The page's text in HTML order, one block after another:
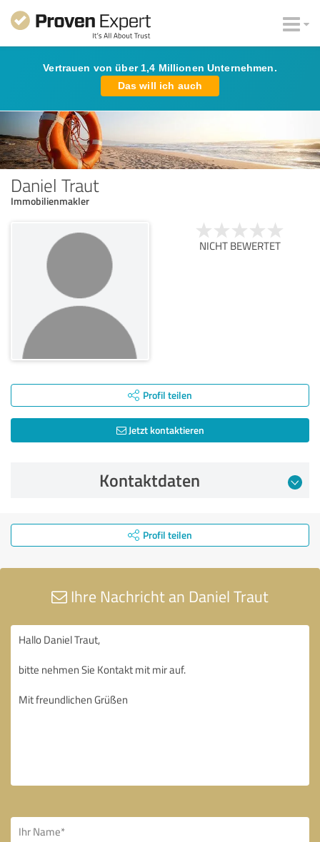
Vertrauen von über 1,4 Millionen Unternehmen.
Das will ich auch
Daniel Traut
Immobilienmakler
NICHT BEWERTET
Profil teilen
Jetzt kontaktieren
Kontaktdaten
Profil teilen
Ihre Nachricht an Daniel Traut